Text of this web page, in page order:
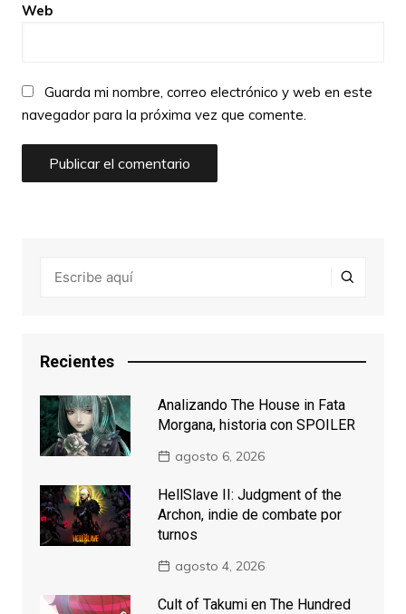
Web
Guarda mi nombre, correo electrónico y web en este
navegador para la próxima vez que comente.
Recientes
Analizando The House in Fata
Morgana, historia con SPOILER
agosto 6, 2026
HellSlave II: Judgment of the
Archon, indie de combate por
turnos
agosto 4, 2026
Cult of Takumi en The Hundred